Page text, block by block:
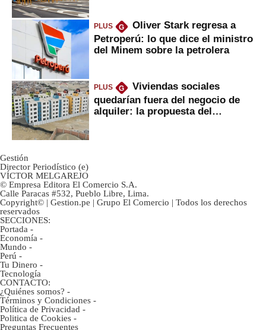
PLUS G
Oliver Stark regresa a
Petroperú: lo que dice el ministro
del Minem sobre la petrolera
PLUS G
Viviendas sociales
quedarían fuera del negocio de
alquiler: la propuesta del
Gestión
Director Periodístico (e)
VÍCTOR MELGAREJO
© Empresa Editora El Comercio S.A.
Calle Paracas #532, Pueblo Libre, Lima.
Copyright© | Gestion.pe | Grupo El Comercio | Todos los derechos
reservados
SECCIONES:
Portada -
Economía -
Mundo -
Perú -
Tu Dinero -
Tecnología
CONTACTO:
¿Quiénes somos? -
Términos y Condiciones -
Política de Privacidad -
Politica de Cookies -
Preguntas Frecuentes